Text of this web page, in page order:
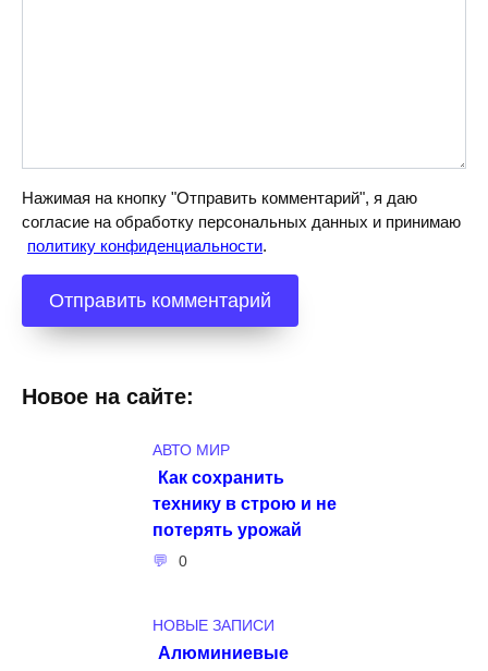
Нажимая на кнопку "Отправить комментарий", я даю
согласие на обработку персональных данных и принимаю
политику конфиденциальности.
Новое на сайте:
АВТО МИР
Как сохранить
технику в строю и не
потерять урожай
0
НОВЫЕ ЗАПИСИ
Алюминиевые